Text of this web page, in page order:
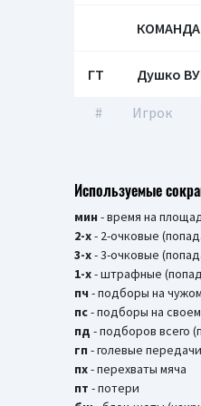
КОМАНДА
ГТ Душко
# Игрок
Используемые
мин - время на
2-х- 2-очковые
3-х- 3-очковые
1-х- штрафные
пч - подборы на
пс- подборы на
пд - подборов всего
гп - голевые передачи
пх- перехваты мяча
пт - потери